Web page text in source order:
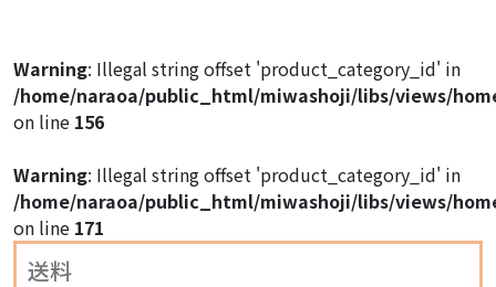
Warning: Illegal string offset 'product_category_id' in
/home/naraoa/public_html/miwashoji/libs/views/
on line 156
Warning: Illegal string offset 'product_category_id' in
/home/naraoa/public_html/miwashoji/libs/views/
on line 171
送料